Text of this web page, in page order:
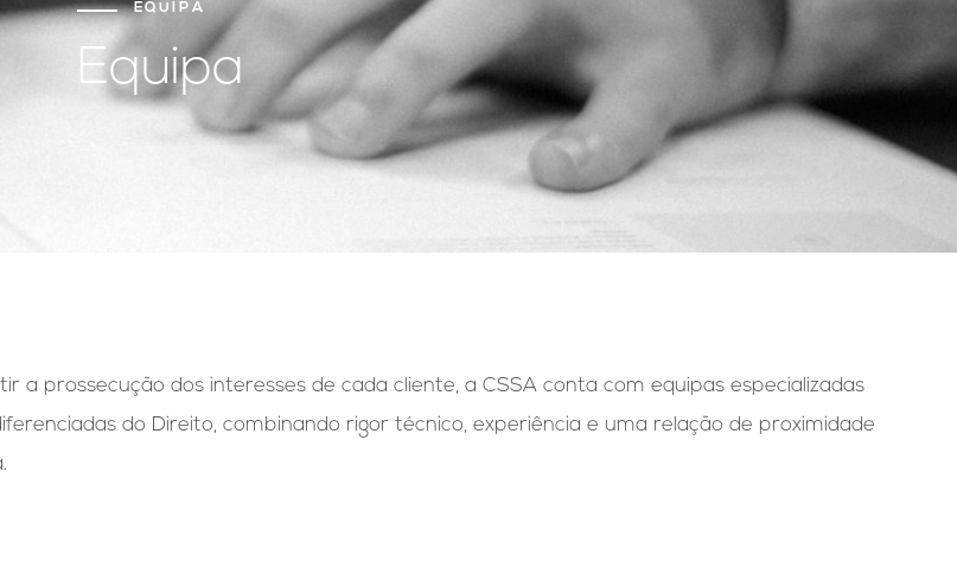
EQUIPA
Equipa
a prossecução dos interesses de cada cliente, a CSSA conta com equipas especializadas
do Direito, combinando rigor técnico, experiência e uma relação de proximidade